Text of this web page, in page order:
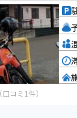
のローズソフトク
広がる、この場所な
受付あり）で、誰
からも車でアクセス
広々とした無料駐
（口コミ1件）